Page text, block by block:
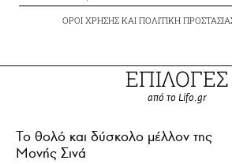
ΟΡΟΙ ΧΡΗΣΗΣΚΑΙ ΠΟΛΙΤΙΚΗ
ΕΠΙΛΟΓΕΣ
από το Lifo.gr
Το θολό και δύσκολο μέλλον της
Μονής Σινά